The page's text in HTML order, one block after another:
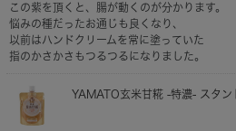
この紫を頂くと、腸が動くのが分かります。
悩みの種だったお通じも良くなり、
以前はハンドクリームを常に塗っていた
指のかさかさもつるつるになりました。
YAMATO玄米甘糀 -特濃- スタ